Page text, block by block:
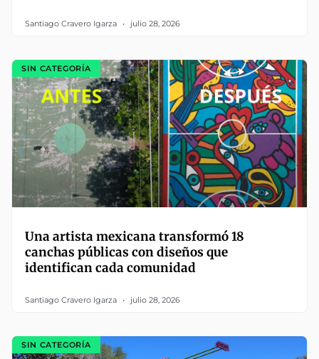
Santiago Cravero Igarza julio 28, 2026
SIN CATEGORÍA
Una artista mexicana transformó 18
canchas públicas con diseños que
identifican cada comunidad
Santiago Cravero Igarza julio 28, 2026
SIN CATEGORÍA